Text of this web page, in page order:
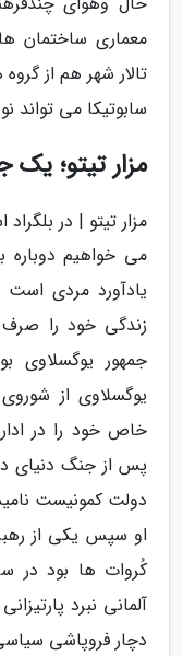
معماری ساختمان
تالار شهر هم از
سابوتیکا می تواند
مزار تیتو؛ یک
مزار تیتو | در
می خواهیم دوباره
یادآورد مردی
زندگی خود را
جمهور یوگسلاوی
یوگسلاوی از
خاص خود را در
پس از جنگ دنیای
دولت کمونیست
او سپس یکی از
کُروات ها بود در
آلمانی نبرد
دچار فروپاشی